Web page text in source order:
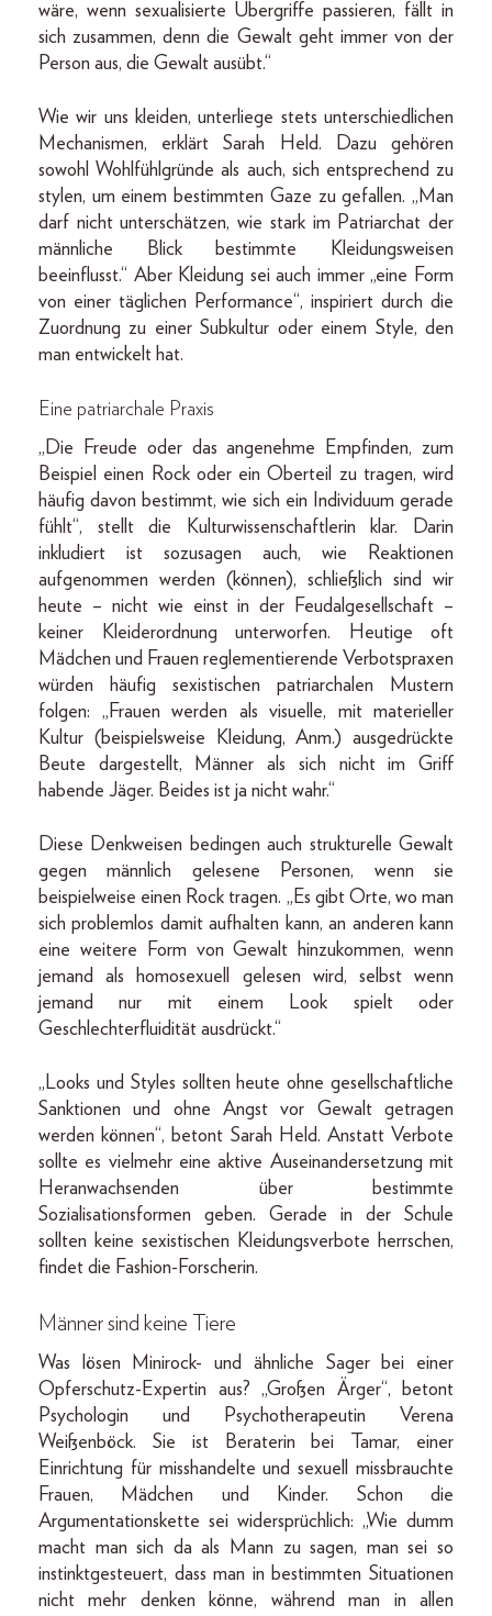
wäre, wenn sexualisierte Übergriffe passieren, fällt in
sich zusammen, denn die Gewalt geht immer von der
Person aus, die Gewalt ausübt.“
Wie wir uns kleiden, unterliege stets unterschiedlichen
Mechanismen, erklärt Sarah Held. Dazu gehören
sowohl Wohlfühlgründe als auch, sich entsprechend zu
stylen, um einem bestimmten Gaze zu gefallen. „Man
darf nicht unterschätzen, wie stark im Patriarchat der
männliche Blick bestimmte Kleidungsweisen
beeinflusst.“ Aber Kleidung sei auch immer „eine Form
von einer täglichen Performance“, inspiriert durch die
Zuordnung zu einer Subkultur oder einem Style, den
man entwickelt hat.
Eine patriarchale Praxis
„Die Freude oder das angenehme Empfinden, zum
Beispiel einen Rock oder ein Oberteil zu tragen, wird
häufig davon bestimmt, wie sich ein Individuum gerade
fühlt“, stellt die Kulturwissenschaftlerin klar. Darin
inkludiert ist sozusagen auch, wie Reaktionen
aufgenommen werden (können), schließlich sind wir
heute – nicht wie einst in der Feudalgesellschaft –
keiner Kleiderordnung unterworfen. Heutige oft
Mädchen und Frauen reglementierende Verbotspraxen
würden häufig sexistischen patriarchalen Mustern
folgen: „Frauen werden als visuelle, mit materieller
Kultur (beispielsweise Kleidung, Anm.) ausgedrückte
Beute dargestellt, Männer als sich nicht im Griff
habende Jäger. Beides ist ja nicht wahr.“
Diese Denkweisen bedingen auch strukturelle Gewalt
gegen männlich gelesene Personen, wenn sie
beispielweise einen Rock tragen. „Es gibt Orte, wo man
sich problemlos damit aufhalten kann, an anderen kann
eine weitere Form von Gewalt hinzukommen, wenn
jemand als homosexuell gelesen wird, selbst wenn
jemand nur mit einem Look spielt oder
Geschlechterfluidität ausdrückt.“
„Looks und Styles sollten heute ohne gesellschaftliche
Sanktionen und ohne Angst vor Gewalt getragen
werden können“, betont Sarah Held. Anstatt Verbote
sollte es vielmehr eine aktive Auseinandersetzung mit
Heranwachsenden über bestimmte
Sozialisationsformen geben. Gerade in der Schule
sollten keine sexistischen Kleidungsverbote herrschen,
findet die Fashion-Forscherin.
Männer sind keine Tiere
Was lösen Minirock- und ähnliche Sager bei einer
Opferschutz-Expertin aus? „Großen Ärger“, betont
Psychologin und Psychotherapeutin Verena
Weißenböck. Sie ist Beraterin bei Tamar, einer
Einrichtung für misshandelte und sexuell missbrauchte
Frauen, Mädchen und Kinder. Schon die
Argumentationskette sei widersprüchlich: „Wie dumm
macht man sich da als Mann zu sagen, man sei so
instinktgesteuert, dass man in bestimmten Situationen
nicht mehr denken könne, während man in allen